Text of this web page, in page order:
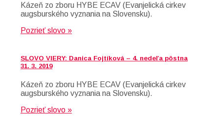
Kázeň zo zboru HYBE ECAV (Evanjelická cirkev
augsburského vyznania na Slovensku).
Pozrieť slovo »
SLOVO VIERY: Danica Fojtíková – 4. nedeľa pôstna
31. 3. 2019
Kázeň zo zboru HYBE ECAV (Evanjelická cirkev
augsburského vyznania na Slovensku).
Pozrieť slovo »